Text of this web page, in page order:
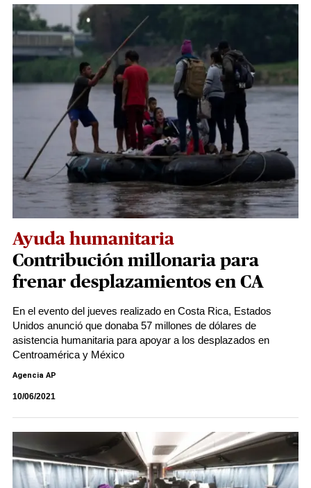
Ayuda humanitaria
Contribución millonaria para
frenar desplazamientos en CA
En el evento del jueves realizado en Costa Rica, Estados
Unidos anunció que donaba 57 millones de dólares de
asistencia humanitaria para apoyar a los desplazados en
Centroamérica y México
Agencia AP
10/06/2021